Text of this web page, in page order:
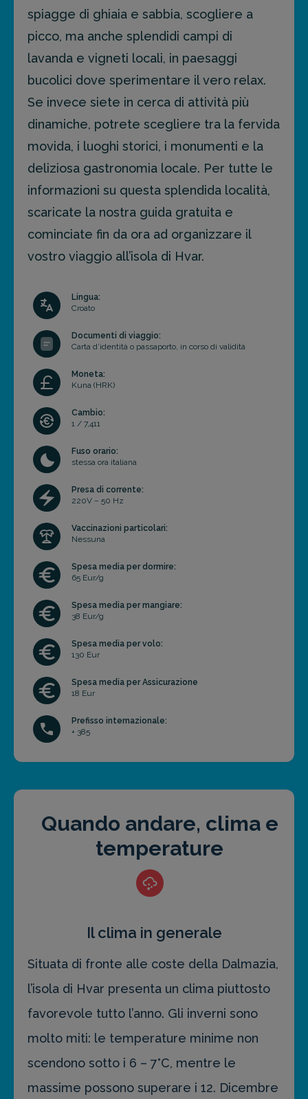
spiagge di ghiaia e sabbia, scogliere a
picco, ma anche splendidi campi di
lavanda e vigneti locali, in paesaggi
bucolici dove sperimentare il vero relax.
Se invece siete in cerca di attività più
dinamiche, potrete scegliere tra la fervida
movida, i luoghi storici, i monumenti e la
deliziosa gastronomia locale. Per tutte le
informazioni su questa splendida località,
scaricate la nostra guida gratuita e
cominciate fin da ora ad organizzare il
vostro viaggio all’isola di Hvar.
Lingua:
Croato
Documenti di viaggio:
Carta d’identità o passaporto, in corso di validità
Moneta:
Kuna (HRK)
Cambio:
1 / 7,411
Fuso orario:
stessa ora italiana
Presa di corrente:
220V – 50 Hz
Vaccinazioni particolari:
Nessuna
Spesa media per dormire:
65 Eur/g
Spesa media per mangiare:
38 Eur/g
Spesa media per volo:
130 Eur
Spesa media per Assicurazione
18 Eur
Prefisso internazionale:
+ 385
Quando andare, clima e
temperature
Il clima in generale
Situata di fronte alle coste della Dalmazia,
l’isola di Hvar presenta un clima piuttosto
favorevole tutto l’anno. Gli inverni sono
molto miti: le temperature minime non
scendono sotto i 6 – 7°C, mentre le
massime possono superare i 12. Dicembre